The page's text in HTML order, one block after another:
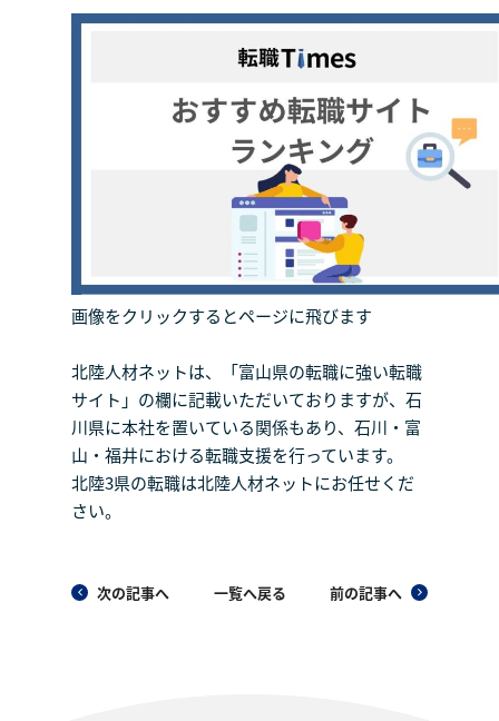
画像をクリックするとページに飛びます
北陸人材ネットは、「富山県の転職に強い転職
サイト」の欄に記載いただいておりますが、石
川県に本社を置いている関係もあり、石川・富
山・福井における転職支援を行っています。
北陸3県の転職は北陸人材ネットにお任せくだ
さい。
次の記事へ 一覧へ戻る 前の記事へ